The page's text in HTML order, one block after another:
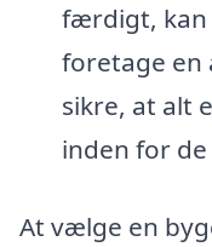
færdigt, kan
foretage en
sikre, at alt
inden for
At vælge en